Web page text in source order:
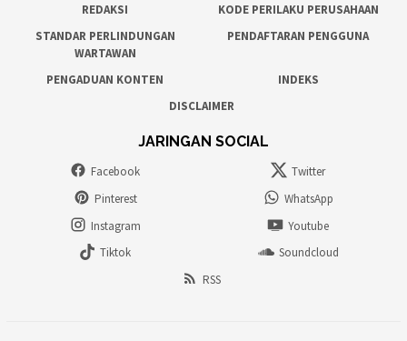
REDAKSI
KODE PERILAKU PERUSAHAAN
STANDAR PERLINDUNGAN
WARTAWAN
PENDAFTARAN PENGGUNA
PENGADUAN KONTEN
INDEKS
DISCLAIMER
JARINGAN SOCIAL
Facebook
Twitter
Pinterest
WhatsApp
Instagram
Youtube
Tiktok
Soundcloud
RSS